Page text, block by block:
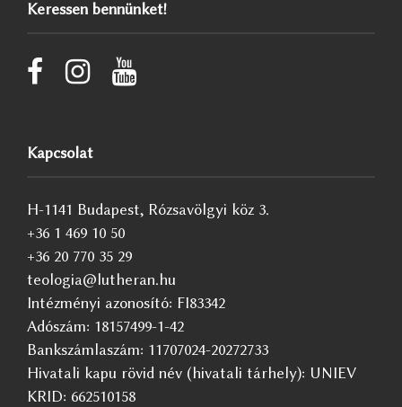
Keressen bennünket!
Kapcsolat
H-1141 Budapest, Rózsavölgyi köz 3.
+36 1 469 10 50
+36 20 770 35 29
teologia@lutheran.hu
Intézményi azonosító: FI83342
Adószám: 18157499-1-42
Bankszámlaszám: 11707024-20272733
Hivatali kapu rövid név (hivatali tárhely): UNIEV
KRID: 662510158